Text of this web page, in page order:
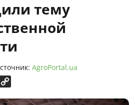
тему
AgroPortal.ua
Email